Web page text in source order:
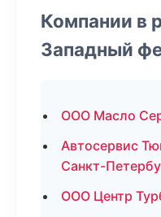
Компании в
Западный
ООО Масло
Автосервис
Санкт-
ООО Центр